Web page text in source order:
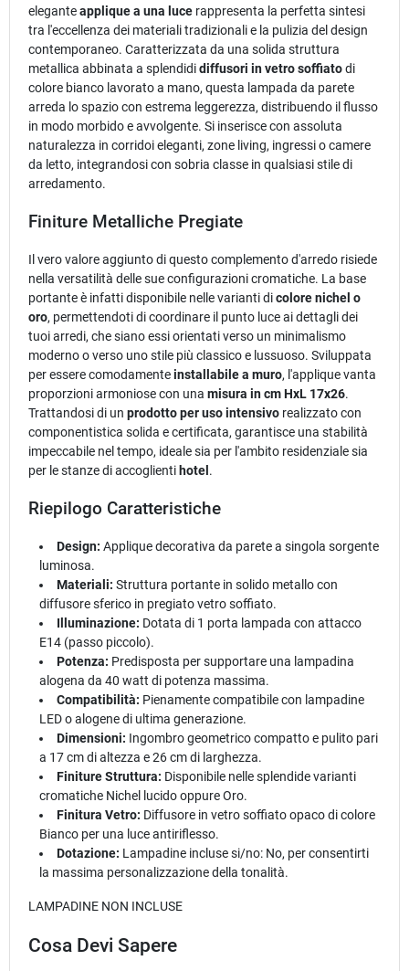
eleganteapplique a una luce rappresenta la perfetta sintesi
tra l'eccellenza dei materiali tradizionali e la pulizia del design
contemporaneo. Caratterizzata da una solida struttura
metallica abbinata a splendididiffusori in vetro soffiatodi
colore bianco lavorato a mano, questa lampada da parete
arreda lo spazio con estrema leggerezza, distribuendo il flusso
in modo morbido e avvolgente. Si inserisce con assoluta
naturalezza in corridoi eleganti, zone living, ingressi o camere
da letto, integrandosi con sobria classe in qualsiasi stile di
arredamento.
Finiture Metalliche Pregiate
Il vero valore aggiunto di questo complemento d'arredo risiede
nella versatilità delle sue configurazioni cromatiche. La base
portante è infatti disponibile nelle varianti dicolore nichel o
oro, permettendoti di coordinare il punto luce ai dettagli dei
tuoi arredi, che siano essi orientati verso un minimalismo
moderno o verso uno stile più classico e lussuoso. Sviluppata
per essere comodamenteinstallabile a muro, l'applique vanta
proporzioni armoniose con una misura in cm HxL 17x26.
Trattandosi di un prodotto per uso intensivo realizzato con
componentistica solida e certificata, garantisce una stabilità
impeccabile nel tempo, ideale sia per l'ambito residenziale sia
per le stanze di accoglienti hotel .
Riepilogo Caratteristiche
Design: Applique decorativa da parete a singola sorgente
luminosa.
Materiali: Struttura portante in solido metallo con
diffusore sferico in pregiato vetro soffiato.
Illuminazione: Dotata di 1 porta lampada con attacco
E14 (passo piccolo).
Potenza: Predisposta per supportare una lampadina
alogena da 40 watt di potenza massima.
Compatibilità: Pienamente compatibile con lampadine
LED o alogene di ultima generazione.
Dimensioni: Ingombro geometrico compatto e pulito pari
a 17 cm di altezza e 26 cm di larghezza.
Finiture Struttura: Disponibile nelle splendide varianti
cromatiche Nichel lucido oppure Oro.
Finitura Vetro: Diffusore in vetro soffiato opaco di colore
Bianco per una luce antiriflesso.
Dotazione: Lampadine incluse si/no: No, per consentirti
la massima personalizzazione della tonalità.
LAMPADINE NON INCLUSE
Cosa Devi Sapere